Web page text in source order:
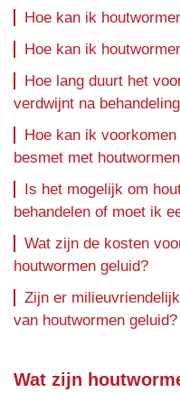
Hoe kan ik
Hoe kan ik
Hoe lang duurt het
verdwijnt na
Hoe kan ik
besmet met
Is het mogelijk om
behandelen of moet ik
Wat zijn de kosten
houtwormen geluid?
Zijn er
van houtwormen geluid?
Wat zijn